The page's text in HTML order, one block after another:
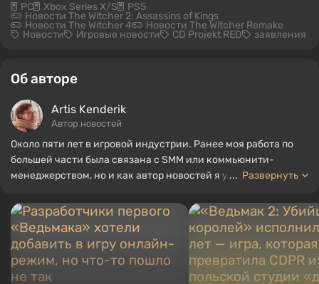
PC Xbox Series X/S PS5
Новости The Witcher 2: Assassins of Kings
Новости The Witcher 4 Новости The Witcher Remake
Новости Игровые новости CD Projekt RED заявления
Об авторе
Artis Kenderik
Автор новостей
Около пяти лет в игровой индустрии. Ранее моя работа по
большей части была связана с SMM или коммьюнити-
менеджерством, но и как автор новостей я успел
... Развернуть